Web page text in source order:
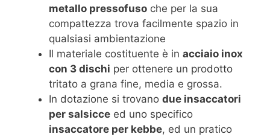
metallo pressofuso che per la sua
compattezza trova facilmente spazio in
qualsiasi ambientazione
Il materiale costituente è in acciaio inox
con 3 dischi per ottenere un prodotto
tritato a grana fine, media e grossa.
In dotazione si trovano due insaccatori
per salsicce ed uno specifico
insaccatore per kebbe, ed un pratico